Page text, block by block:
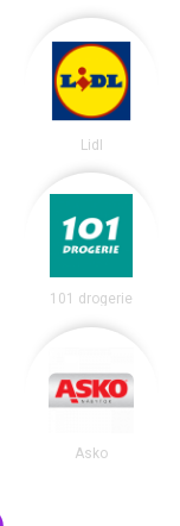
Lidl
101 drogerie
Asko